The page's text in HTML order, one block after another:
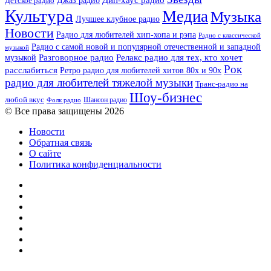
Культура Лучшее клубное радио МедиаМузыка
Новости Радио для любителей хип-хопа и рэпа Радио с классической
музыкой Радио с самой новой и популярной отечественной и западной
музыкой Разговорное радио Релакс радио для тех, кто хочет
расслабиться Ретро радио для любителей хитов 80х и 90х Рок
радио для любителей тяжелой музыки Транс-радио на
любой вкус Фолк радио Шансон радио Шоу-бизнес
© Все права защищены 2026
Новости
Обратная связь
О сайте
Политика конфиденциальности